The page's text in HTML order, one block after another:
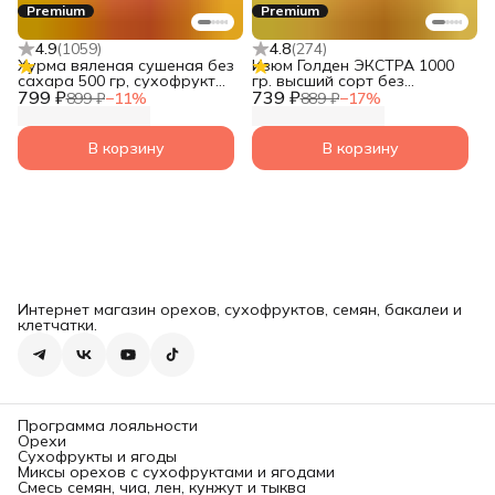
Premium
4.9(1059)
799 ₽899 ₽−11%
Хурма вяленая сушеная без
сахара 500 гр, сухофрукты
без сахара натуральные от
В корзину
Premium
4.8(274)
739 ₽889 ₽−17%
Изюм Голден ЭКСТРА 1000
гр. высший сорт без
косточек, сухофрукты без
Narmak
В корзину
Интернет магазин орехов, сухофруктов, семян, бакалеи и
клетчатки.
Программа лояльности
Орехи
Сухофрукты и ягоды
Миксы орехов с сухофруктами и ягодами
Смесь семян, чиа, лен, кунжут и тыква